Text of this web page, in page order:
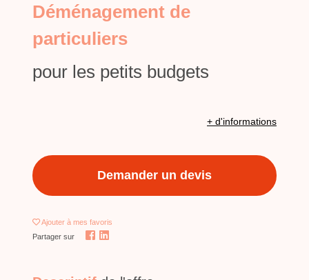
Déménagement de
particuliers
pour les petits budgets
+ d'informations
Demander un devis
Ajouter à mes favoris
Partager sur